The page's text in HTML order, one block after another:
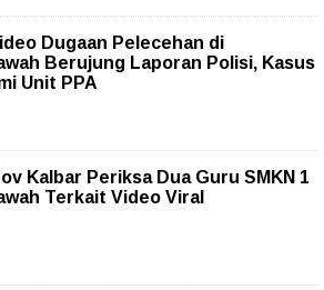
Dugaan Pelecehan di
Berujung Laporan Polisi, Kasus
Unit PPA
Kalbar Periksa Dua Guru SMKN 1
Terkait Video Viral